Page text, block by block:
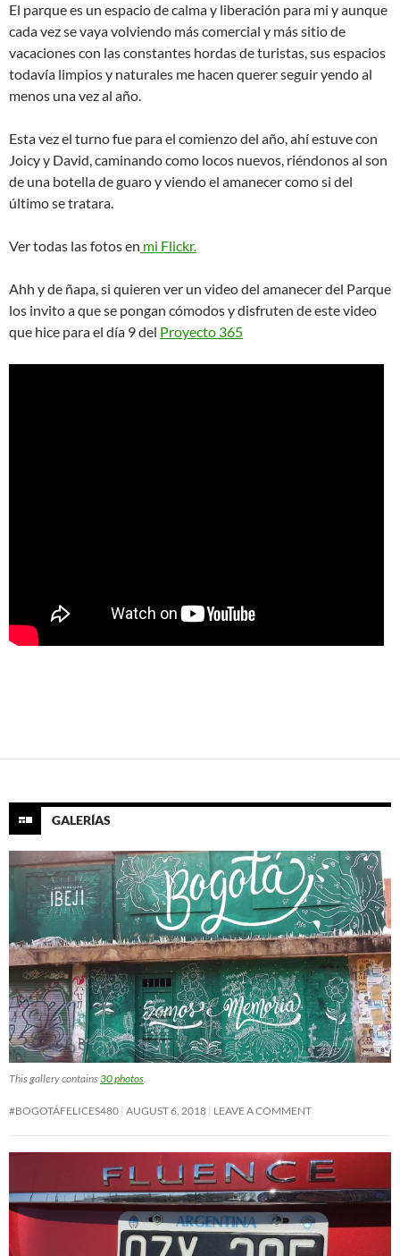
El parque es un espacio de calma y liberación para mi y aunque
cada vez se vaya volviendo más comercial y más sitio de
vacaciones con las constantes hordas de turistas, sus espacios
todavía limpios y naturales me hacen querer seguir yendo al
menos una vez al año.
Esta vez el turno fue para el comienzo del año, ahí estuve con
Joicy y David, caminando como locos nuevos, riéndonos al son
de una botella de guaro y viendo el amanecer como si del
último se tratara.
Ver todas las fotos en mi Flickr.
Ahh y de ñapa, si quieren ver un video del amanecer del Parque
los invito a que se pongan cómodos y disfruten de este video
que hice para el día 9 del Proyecto 365
GALERÍAS
This gallery contains30 photos
#BOGOTÁFELICES480 AUGUST 6, 2018 LEAVE A COMMENT